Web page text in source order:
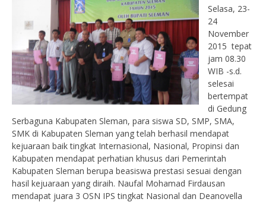
Selasa, 23-
24
November
2015 tepat
jam 08.30
WIB -s.d.
selesai
bertempat
di Gedung
Serbaguna Kabupaten Sleman, para siswa SD, SMP, SMA,
SMK di Kabupaten Sleman yang telah berhasil mendapat
kejuaraan baik tingkat Internasional, Nasional, Propinsi dan
Kabupaten mendapat perhatian khusus dari Pemerintah
Kabupaten Sleman berupa beasiswa prestasi sesuai dengan
hasil kejuaraan yang diraih. Naufal Mohamad Firdausan
mendapat juara 3 OSN IPS tingkat Nasional dan Deanovella